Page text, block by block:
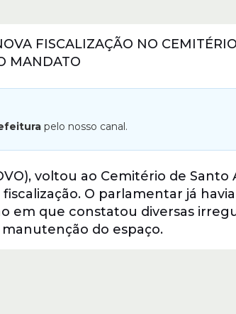
FISCALIZAÇÃO NO
MANDATO
pelo nosso canal.
voltou ao Cemitério de
O parlamentar já
em que constatou diversas
do espaço.